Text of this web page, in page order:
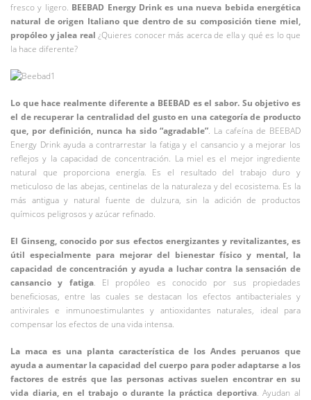
fresco y ligero. BEEBAD Energy Drink es una nueva bebida energética
natural de origen Italiano que dentro de su composición tiene miel,
propóleo y jalea real ¿Quieres conocer más acerca de ella y qué es lo que
la hace diferente?
Lo que hace realmente diferente a BEEBAD es el sabor. Su objetivo es
el de recuperar la centralidad del gusto en una categoría de producto
que, por definición, nunca ha sido “agradable”. La cafeína de BEEBAD
Energy Drink ayuda a contrarrestar la fatiga y el cansancio y a mejorar los
reflejos y la capacidad de concentración. La miel es el mejor ingrediente
natural que proporciona energía. Es el resultado del trabajo duro y
meticuloso de las abejas, centinelas de la naturaleza y del ecosistema. Es la
más antigua y natural fuente de dulzura, sin la adición de productos
químicos peligrosos y azúcar refinado.
El Ginseng, conocido por sus efectos energizantes y revitalizantes, es
útil especialmente para mejorar del bienestar físico y mental, la
capacidad de concentración y ayuda a luchar contra la sensación de
cansancio y fatiga. El propóleo es conocido por sus propiedades
beneficiosas, entre las cuales se destacan los efectos antibacteriales y
antivirales e inmunoestimulantes y antioxidantes naturales, ideal para
compensar los efectos de una vida intensa.
La maca es una planta característica de los Andes peruanos que
ayuda a aumentar la capacidad del cuerpo para poder adaptarse a los
factores de estrés que las personas activas suelen encontrar en su
vida diaria, en el trabajo o durante la práctica deportiva. Ayudan al